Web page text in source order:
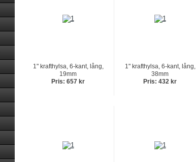
1" krafthylsa, 6-kant, lång,
19mm
Pris: 657 kr
1" krafthylsa, 6-kant, lång,
38mm
Pris: 432 kr